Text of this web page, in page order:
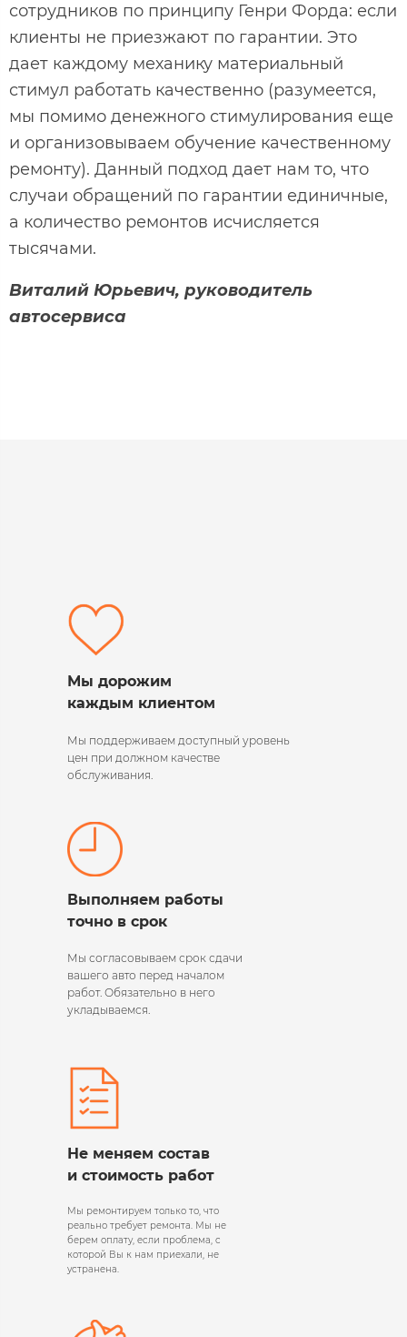
сотрудников по принципу Генри Форда: если
клиенты не приезжают по гарантии. Это
дает каждому механику материальный
стимул работать качественно (разумеется,
мы помимо денежного стимулирования еще
и организовываем обучение качественному
ремонту). Данный подход дает нам то, что
случаи обращений по гарантии единичные,
а количество ремонтов исчисляется
тысячами.
Виталий Юрьевич, руководитель
автосервиса
Мы дорожим
каждым клиентом
Выполняем работы
точно в срок
Мы согласовываем срок сдачи
вашего авто перед началом
работ. Обязательно в него
укладываемся.
Мы поддерживаем доступный уровень
цен при должном качестве
обслуживания.
Мы ремонтируем только то, что
реально требует ремонта. Мы не
берем оплату, если проблема, с
которой Вы к нам приехали, не
устранена.
Не меняем состав
и стоимость работ